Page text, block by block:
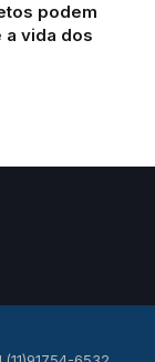
podem
a vida dos